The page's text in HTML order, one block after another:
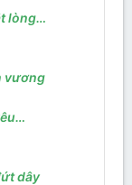
lòng…
vương
dây